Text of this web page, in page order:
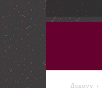
Додому